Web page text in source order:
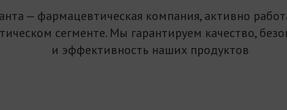
— фармацевтическая компания, активно
сегменте. Мы гарантируем качество,
и эффективность наших продуктов